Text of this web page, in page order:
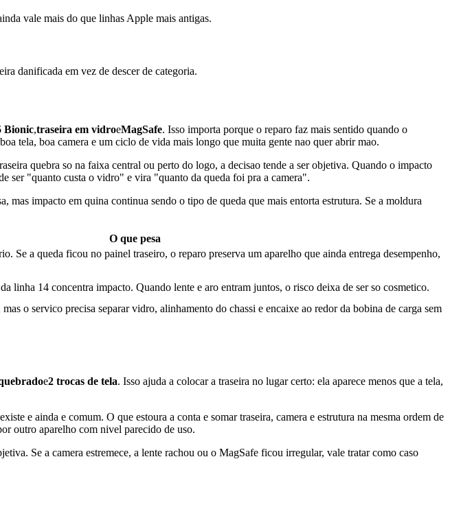
vale mais do que linhas Apple mais antigas.
danificada em vez de descer de categoria.
Bionic,traseira em vidroeMagSafe. Isso importa porque o reparo faz mais sentido quando o
tela, boa camera e um ciclo de vida mais longo que muita gente nao quer abrir mao.
quebra so na faixa central ou perto do logo, a decisao tende a ser objetiva. Quando o impacto
ser "quanto custa o vidro" e vira "quanto da queda foi pra a camera".
impacto em quina continua sendo o tipo de queda que mais entorta estrutura. Se a moldura
O que pesa
Se a queda ficou no painel traseiro, o reparo preserva um aparelho que ainda entrega desempenho,
linha 14 concentra impacto. Quando lente e aro entram juntos, o risco deixa de ser so cosmetico.
o servico precisa separar vidro, alinhamento do chassi e encaixe ao redor da bobina de carga sem
e2 trocas de tela. Isso ajuda a colocar a traseira no lugar certo: ela aparece menos que a tela,
e ainda e comum. O que estoura a conta e somar traseira, camera e estrutura na mesma ordem de
outro aparelho com nivel parecido de uso.
Se a camera estremece, a lente rachou ou o MagSafe ficou irregular, vale tratar como caso